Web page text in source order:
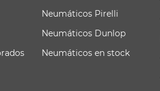
Neumáticos Pirelli
Neumáticos Dunlop
Neumáticos en stock